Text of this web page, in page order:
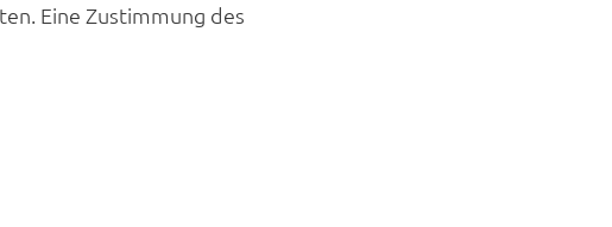
Eine Zustimmung des